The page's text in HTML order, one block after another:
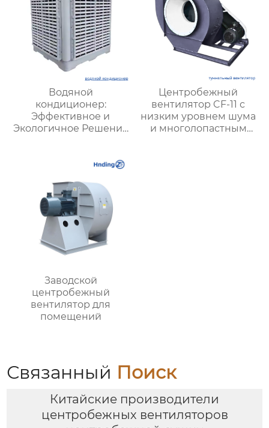
Водяной
кондиционер:
Эффективное и
Экологичное Решение
Центробежный
вентилятор CF-11 с
низким уровнем шума
и многолопастным
Заводской
центробежный
вентилятор для
помещений
Связанный Поиск
Китайские производители
центробежных вентиляторов